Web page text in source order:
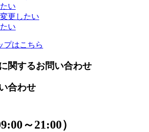
い
更したい
い
プはこちら
関するお問い合わせ
合わせ
～21:00）